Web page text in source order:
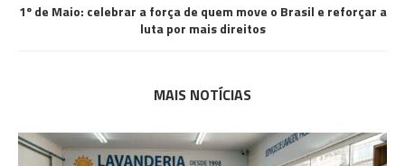
1º de Maio: celebrar a força de quem move o Brasil e reforçar a
luta por mais direitos
MAIS NOTÍCIAS